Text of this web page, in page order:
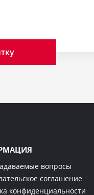
вопросы
соглашение
конфиденциальности